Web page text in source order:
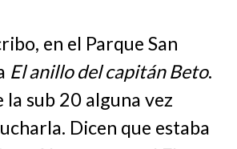
en el Parque San
El anillo del capitán Beto.
la sub 20 alguna vez
Dicen que estaba